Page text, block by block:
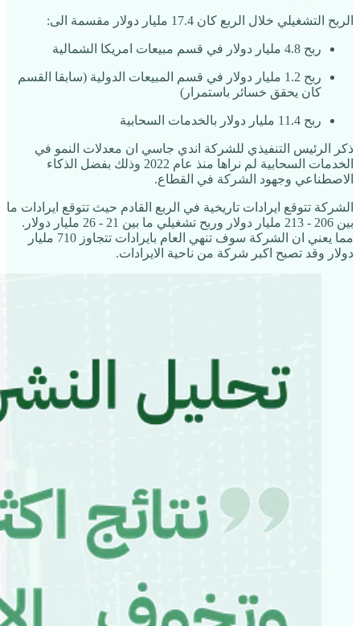
الربح التشغيلي خلال الربع كان 17.4 مليار دولار مقسمة الى:
ربح 4.8 مليار دولار في قسم مبيعات امريكا الشمالية
ربح 1.2 مليار دولار في قسم المبيعات الدولية (سابقا القسم
كان يحقق خسائر باستمرار)
ربح 11.4 مليار دولار بالخدمات السحابية
ذكر الرئيس التنفيذي للشركة اندي جاسي ان معدلات النمو في
الخدمات السحابية لم نراها منذ عام 2022 وذلك بفضل الذكاء
الاصطناعي وجهود الشركة في القطاع.
الشركة تتوقع ايرادات تاريخية في الربع القادم حيث تتوقع ايرادات ما
بين 206 - 213 مليار دولار وربح تشغيلي ما بين 21 - 26 مليار دولار.
مما يعني ان الشركة سوف تنهي العام بايرادات تتجاوز 710 مليار
دولار وقد تصبح اكبر شركة من ناحية الايرادات.